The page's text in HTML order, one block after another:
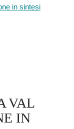
in sintesi
VAL
IN